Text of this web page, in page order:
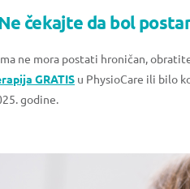
čekajte da bol
ne mora postati hroničan,
GRATIS u PhysioCare ili bilo
godine.